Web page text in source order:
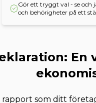
Gör ett tryggt val - se och
och behörigheter på ett
som ditt